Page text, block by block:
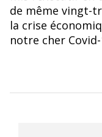
de même vingt-
la crise
notre cher